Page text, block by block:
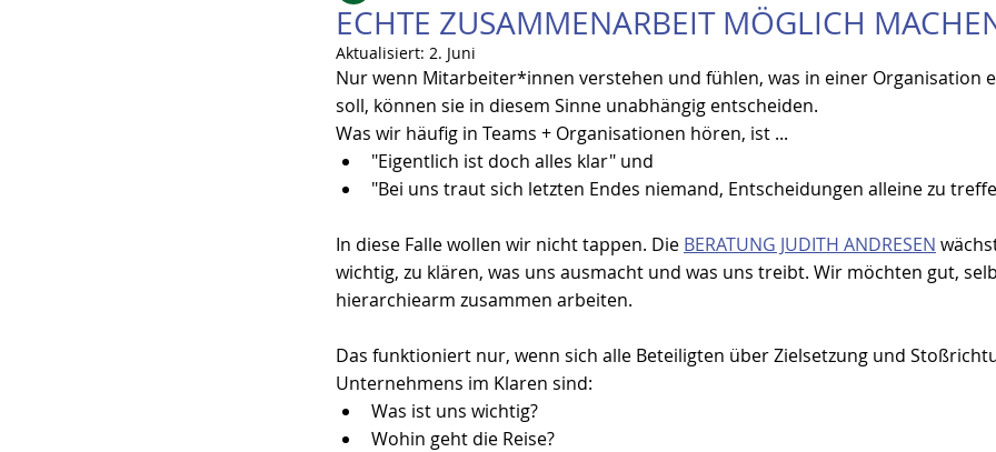
ECHTE ZUSAMMENARBEIT MÖGLICH
Aktualisiert: 2. Juni
Nur wenn Mitarbeiter*innen verstehen und fühlen, was in einer Organisation
soll, können sie in diesem Sinne unabhängig entscheiden.
Was wir häufig in Teams + Organisationen hören, ist ...
"Eigentlich ist doch alles klar" und
"Bei uns traut sich letzten Endes niemand, Entscheidungen alleine zu
In diese Falle wollen wir nicht tappen. Die BERATUNG JUDITH ANDRESEN
wichtig, zu klären, was uns ausmacht und was uns treibt. Wir möchten gut,
hierarchiearm zusammen arbeiten.
Das funktioniert nur, wenn sich alle Beteiligten über Zielsetzung und
Unternehmens im Klaren sind:
Was ist uns wichtig?
Wohin geht die Reise?